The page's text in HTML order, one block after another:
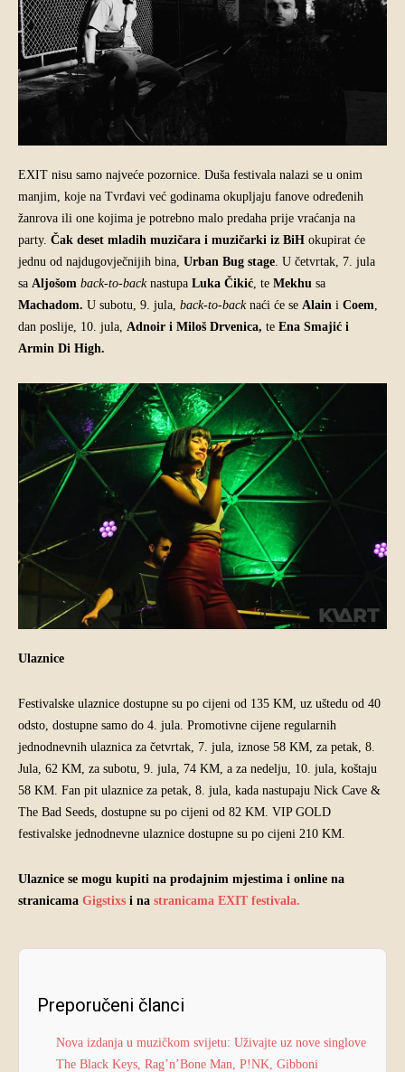
EXIT nisu samo najveće pozornice. Duša festivala nalazi se u onim
manjim, koje na Tvrđavi već godinama okupljaju fanove određenih
žanrova ili one kojima je potrebno malo predaha prije vraćanja na
party. Čak deset mladih muzičara i muzičarki iz BiH okupirat će
jednu od najdugovječnijih bina, Urban Bug stage . U četvrtak, 7. jula
sa Aljošom back-to-backnastupa Luka Čikić , te Mekhu sa
Machadom. U subotu, 9. jula, back-to-backnaći će se Alain i Coem
dan poslije, 10. jula, Adnoir i Miloš Drvenica, te Ena Smajić i
Armin Di High.
Ulaznice
Festivalske ulaznice dostupne su po cijeni od 135 KM, uz uštedu od 40
odsto, dostupne samo do 4. jula. Promotivne cijene regularnih
jednodnevnih ulaznica za četvrtak, 7. jula, iznose 58 KM, za petak, 8.
Jula, 62 KM, za subotu, 9. jula, 74 KM, a za nedelju, 10. jula, koštaju
58 KM. Fan pit ulaznice za petak, 8. jula, kada nastupaju Nick Cave &
The Bad Seeds, dostupne su po cijeni od 82 KM. VIP GOLD
festivalske jednodnevne ulaznice dostupne su po cijeni 210 KM.
Ulaznice se mogu kupiti na prodajnim mjestima i online na
stranicama Gigstixs i na stranicama EXIT festivala.
Preporučeni članci
Nova izdanja u muzičkom svijetu: Uživajte uz nove singlove
The Black Keys, Rag’n’Bone Man, P!NK, Gibboni